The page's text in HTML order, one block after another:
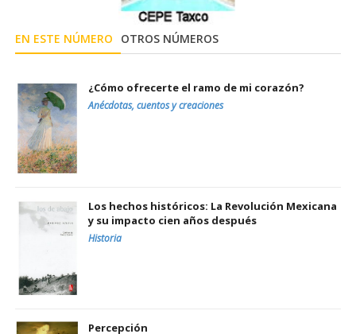
EN ESTE NÚMERO OTROS NÚMEROS
¿Cómo ofrecerte el ramo de mi corazón?
Anécdotas, cuentos y creaciones
Los hechos históricos: La Revolución Mexicana
y su impacto cien años después
Historia
Percepción